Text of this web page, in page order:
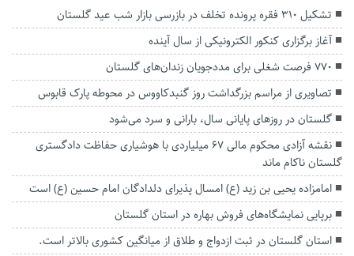
تشکیل ۳۱۰ فقره پرونده تخلف در بازرسی‌ بازار شب عید گلستان
آغاز برگزاری کنکور الکترونیکی از سال آینده
۷۷۰ فرصت شغلی برای مددجویان زندان‌های گلستان
تصاویری از مراسم بزرگداشت روز گنبدکاووس در محوطه پارک قابوس
گلستان در روزهای پایانی سال، بارانی و سرد می‌شود
نقشه آزادی محکوم مالی ۶۷ میلیاردی با هوشیاری حفاظت دادگستری
گلستان ناکام ماند
امامزاده یحیی بن زید (ع) امسال پذیرای دلدادگان امام حسین (ع) است
برپایی نمایشگاه‌های فروش بهاره در استان گلستان
استان گلستان در ثبت ازدواج و طلاق از میانگین کشوری بالاتر است.